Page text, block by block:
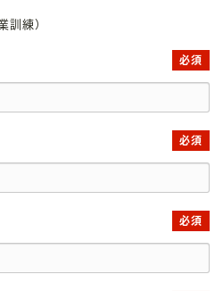
訓練）
必須
必須
必須